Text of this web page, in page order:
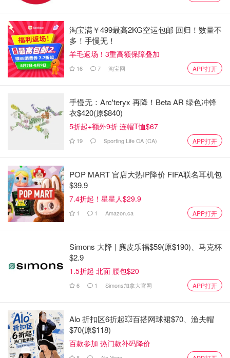
入家庭增税
特朗普提议修改并延长《减税与就业法案》，进一步削减企
业税，增加军费开支，加强边境安全，扩大驱逐出境和移民
执法范围，并增加对住房、医疗保健和长期护理的支持。他
还提议取消对小费收入、加班费和社会保障金的征税。而为
与能源和环境相关的支出、税收优惠及法规；打击欺诈性支
出；并解散教育部。
图片来自于@CRFB ，版权属于原作者
小伙伴们，你怎么看？欢迎在评论区分享~
来源：
CRFB.org
，封面图Credit：CNN
「该长文章来自@省钱君-北美省钱快报，版权归原作者所
有」
淘宝满￥499最高2KG空运包邮 回归！数量不
多！手慢无！
羊毛返场！3重高额保障叠加
16 7 淘宝网 APP打开
手慢无：Arc'teryx 再降！Beta AR 绿色冲锋
衣$420(原$840)
5折起+额外9折 连帽T恤$67
19 Sporting Life CA (CA) APP打开
POP MART 官店大热IP降价 FIFA联名耳机包
$39.9
7.4折起！星星人$29.9
1 1 Amazon.ca APP打开
Simons 大降 | 麂皮乐福$59(原$190)、马克杯
$2.9
1.5折起 北面 腰包$20
6 1 Simons加拿大官网 APP打开
Alo 折扣区6折起💥百搭网球裙$70、渔夫帽
$70(原$118)
百款参加 热门款补码降价